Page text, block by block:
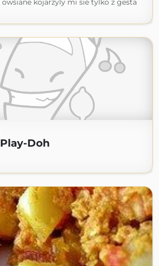
kojarzyly mi sie tylko z gesta
Doh